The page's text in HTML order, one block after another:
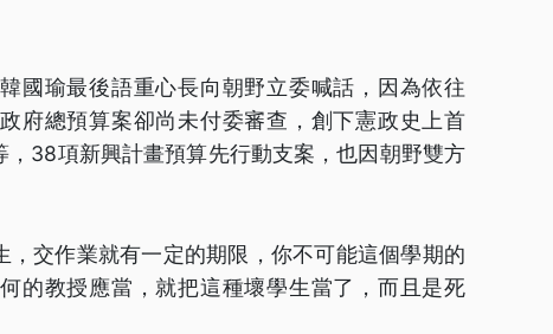
國瑜最後語重心長向朝野立委喊話，因為依往
府總預算案卻尚未付委審查，創下憲政史上首
38項新興計畫預算先行動支案，也因朝野雙方
交作業就有一定的期限，你不可能這個學期的
的教授應當，就把這種壞學生當了，而且是死